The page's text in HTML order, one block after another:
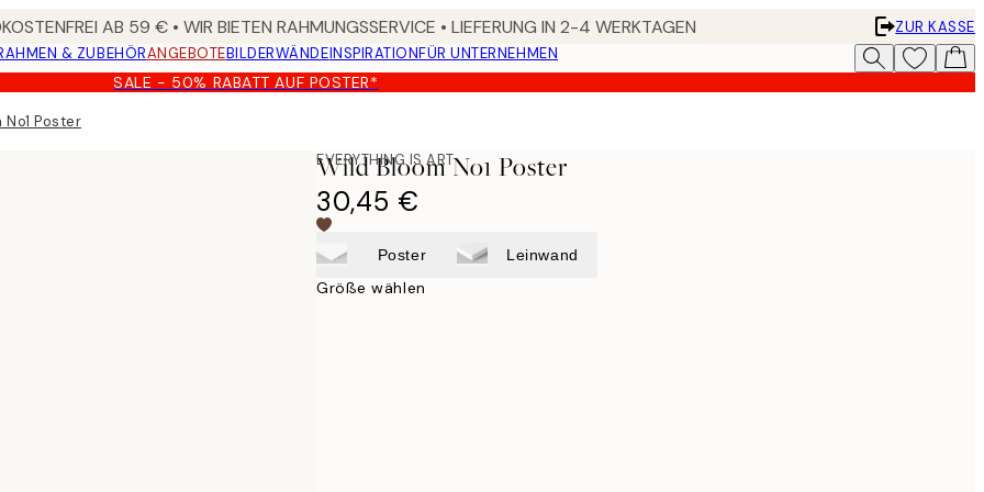
AB 59 € • WIR BIETEN RAHMUNGSSERVICE • LIEFERUNG IN 2-4 WERKTAGEN
ZUR KASSE
& ZUBEHÖRANGEBOTEBILDERWÄNDEINSPIRATIONFÜR UNTERNEHMEN
SALE - 50% RABATT AUF POSTER*
No1 Poster
EVERYTHING IS ART
Wild Bloom No1 Poster
30,45 €
Poster Leinwand
Größe wählen